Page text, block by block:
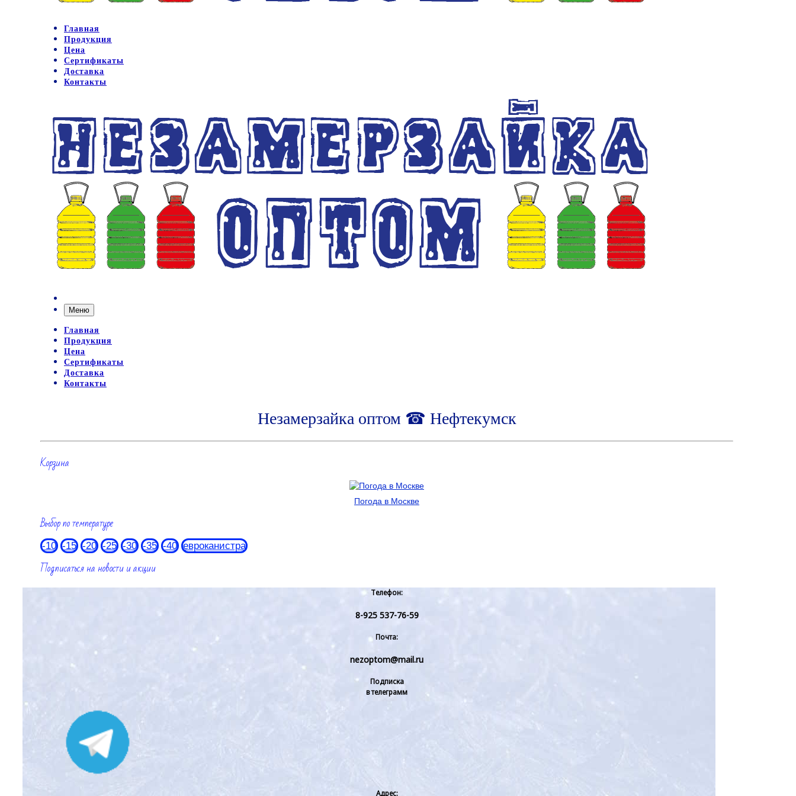
Главная
Продукция
Цена
Сертификаты
Доставка
Контакты
Меню
Главная
Продукция
Цена
Сертификаты
Доставка
Контакты
Незамерзайка оптом ☎ Нефтекумск
Корзина
Погода в Москве
Выбор по температуре
-10 -15 -20 -25 -30 -35 -40 евроканистра
Подписаться на новости и акции
Телефон:
8-925 537-76-59
Почта:
nezoptom@mail.ru
Подписка
в телеграмм
Адрес: